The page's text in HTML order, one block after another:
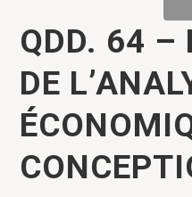
QDD. 64 –
DE